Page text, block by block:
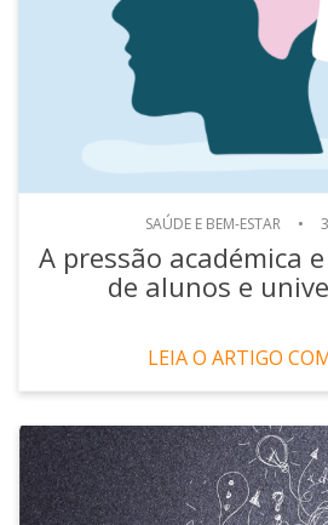
SAÚDE E BEM-ESTAR •
A pressão académica
de alunos e
LEIA O ARTIGO